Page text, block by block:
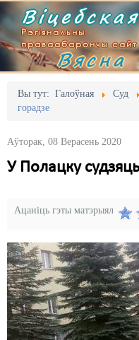
Віцебская
Рэгіянальны
праваабарончы сайт
Вясна
Вы тут: Галоўная Суд
горадзе
Аўторак, 08 Верасень 2020
У Полацку
Ацаніць гэты матэрыял
Галоўная
Адміністрацыйны перасьлед
Безбар'ернае асяродзьдзе
Грамадзянскія ініцыятывы
Дыскрымінацыя
Затрыманьні
Карная псыхіятрыя
Выданьні
Кантакт
RSS